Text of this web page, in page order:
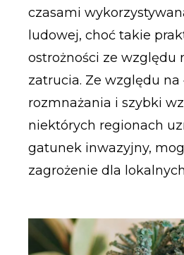
czasami
ludowej, choć takie
ostrożności ze względu
zatrucia. Ze względu na
rozmnażania i szybki
niektórych regionach
gatunek inwazyjny,
zagrożenie dla